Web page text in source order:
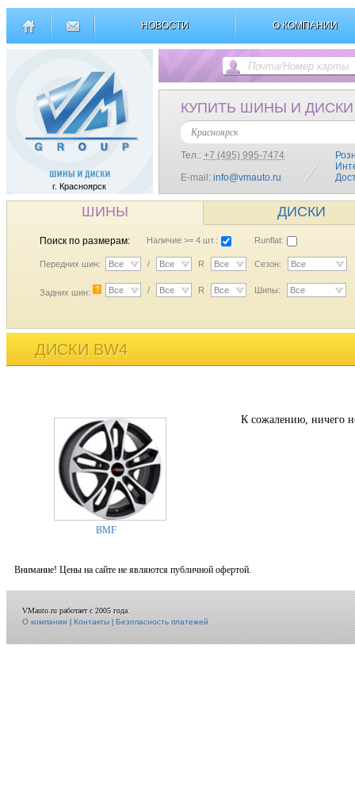
НОВОСТИ О КОМПАНИИ
г. Красноярск
КУПИТЬ ШИНЫ И ДИСКИ
Красноярск
Тел.: +7 (495) 995-7474
E-mail: info@vmauto.ru
ШИНЫ ДИСКИ
Поиск по размерам: Наличие >= 4 шт.: Runflat:
Передних шин: Все / Все R Все Сезон: Все
Задних шин: ? Все / Все R Все Шипы: Все
ДИСКИ BW4
BMF
К сожалению, ничего
Внимание! Цены на сайте не являются публичной офертой.
VMauto.ru работает с 2005 года.
О компании|Контакты|Безопасность платежей